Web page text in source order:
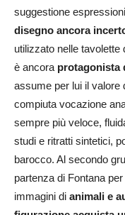
suggestione
disegno ancora
utilizzato nelle
è ancora protagonista
assume per lui il valore
compiuta vocazione
sempre più veloce,
studi e ritratti sintetici,
barocco. Al secondo
partenza di Fontana
immagini di animali e